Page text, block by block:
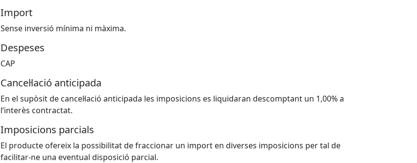
Import
Sense inversió mínima ni màxima.
Despeses
CAP
Cancel·lació anticipada
En el supòsit de cancel·lació anticipada les imposicions es liquidaran descomptant un 1,00% a
l’interès contractat.
Imposicions parcials
El producte ofereix la possibilitat de fraccionar un import en diverses imposicions per tal de
facilitar-ne una eventual disposició parcial.